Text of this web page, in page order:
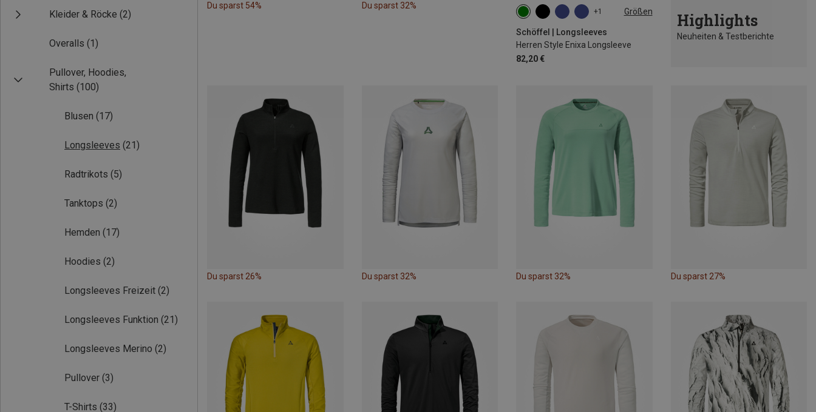
Kleider & Röcke (2)
Overalls (1)
Pullover, Hoodies,
Shirts (100)
Blusen (17)
Longsleeves (21)
Radtrikots (5)
Tanktops (2)
Hemden (17)
Hoodies (2)
Longsleeves Freizeit (2)
Longsleeves Funktion (21)
Longsleeves Merino (2)
Pullover (3)
T-Shirts (33)
Du sparst 54% Du sparst 32%
+1 Größen
Schöffel | Longsleeves
Herren Style Enixa Longsleeve
82,20 €
M L XL XXL 3XL Highlights
Neuheiten & Testberichte
Du sparst 26% Du sparst 32% Du sparst 32% Du sparst 27%